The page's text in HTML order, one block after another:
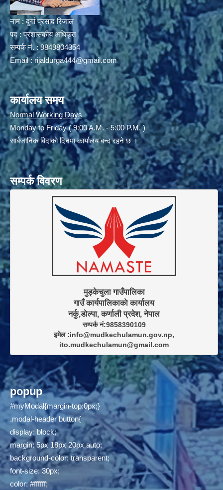
नाम : दुर्गा प्रसाद रिजाल
पद : प्रशासकीय अधिकृत
सम्पर्क नं. : 9849804354
Email : rijaldurga444@gmail.com
कार्यालय समय
Normal Working Days
Monday to Friday ( 9:00 A.M. - 5:00 P.M. )
सार्बजानिक बिदाको दिनमा कार्यालय बन्द रहने छ ।
सम्पर्क विवरण
मुड्केचुला गाउँपालिका
गाउँ कार्यपालिकाकाे कार्यालय
सम्पर्क नं:9858390109
इमेल :info@mudkechulamun.gov.np,
ito.mudkechulamun@gmail.com
popup
#myModal{margin-top:0px;}
.modal-header button{
display: block;
margin: 5px 18px 20px auto;
background-color: transparent;
font-size: 30px;
color: #ffffff;